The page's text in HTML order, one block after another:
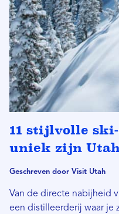
11 stijlvolle
uniek zijn
Geschreven door Visit Utah
Van de directe nabijheid
een distilleerderij waar je